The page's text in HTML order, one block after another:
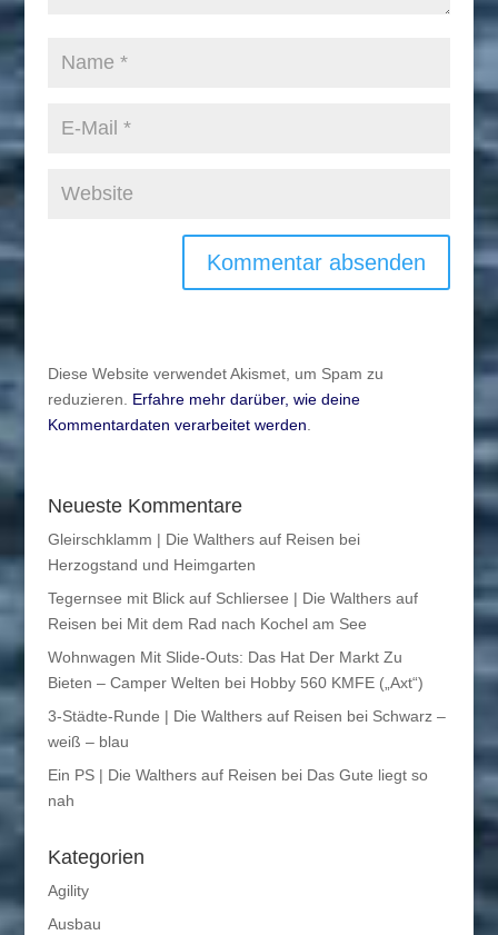
Diese Website verwendet Akismet, um Spam zu
reduzieren. Erfahre mehr darüber, wie deine
Kommentardaten verarbeitet werden.
Neueste Kommentare
Gleirschklamm | Die Walthers auf Reisen bei
Herzogstand und Heimgarten
Tegernsee mit Blick auf Schliersee | Die Walthers auf
Reisen bei Mit dem Rad nach Kochel am See
Wohnwagen Mit Slide-Outs: Das Hat Der Markt Zu
Bieten – Camper Welten bei Hobby 560 KMFE („Axt“)
3-Städte-Runde | Die Walthers auf Reisen bei Schwarz –
weiß – blau
Ein PS | Die Walthers auf Reisen bei Das Gute liegt so
nah
Kategorien
Agility
Ausbau